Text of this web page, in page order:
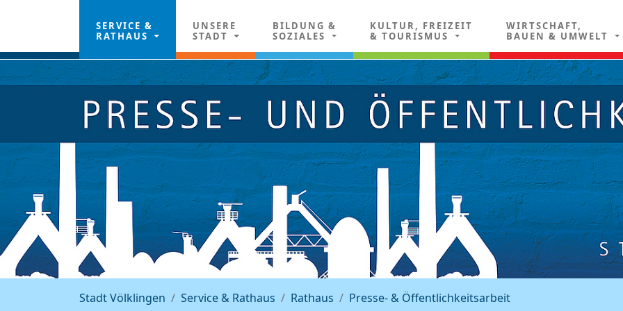
SERVICE &
RATHAUS
UNSERE
STADT
BILDUNG &
SOZIALES
KULTUR, FREIZEIT
& TOURISMUS
WIRTSCHAFT,
BAUEN & UMWELT
Stadt Völklingen Service & Rathaus Rathaus Presse- & Öffentlichkeitsarbeit